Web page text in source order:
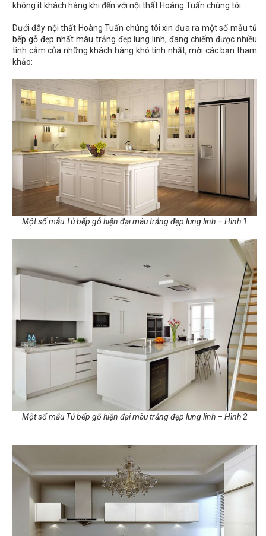
không ít khách hàng khi đến với nội thất Hoàng Tuấn chúng tôi.
Dưới đây nội thất Hoàng Tuấn chúng tôi xin đưa ra một số mẫu tủ
bếp gỗ đẹp nhấtmàu trắng đẹp lung linh, đang chiếm được nhiều
tình cảm của những khách hàng khó tính nhất, mời các bạn tham
khảo:
Một số mẫu Tủ bếp gỗ hiện đại màu trắng đẹp lung linh – Hình 1
Một số mẫu Tủ bếp gỗ hiện đại màu trắng đẹp lung linh – Hình 2